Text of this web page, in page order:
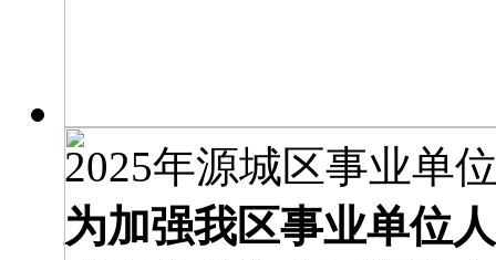
2025年源城区事业单
为加强我区事业单位